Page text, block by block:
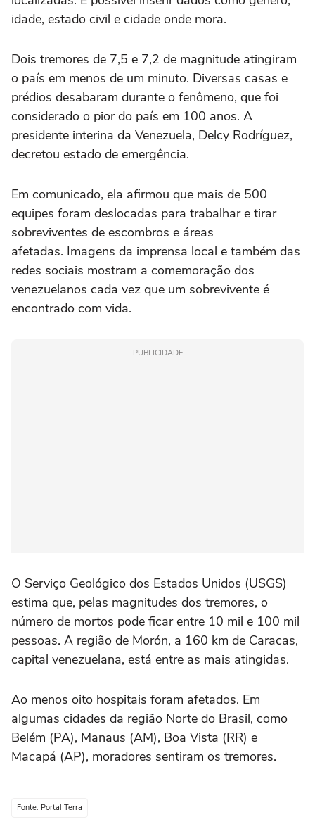
idade, estado civil e cidade onde mora.
Dois tremores de 7,5 e 7,2 de magnitude atingiram
o país em menos de um minuto. Diversas casas e
prédios desabaram durante o fenômeno, que foi
considerado o pior do país em 100 anos. A
presidente interina da Venezuela, Delcy Rodríguez,
decretou estado de emergência.
Em comunicado, ela afirmou que mais de 500
equipes foram deslocadas para trabalhar e tirar
sobreviventes de escombros e áreas
afetadas. Imagens da imprensa local e também das
redes sociais mostram a comemoração dos
venezuelanos cada vez que um sobrevivente é
encontrado com vida.
PUBLICIDADE
O Serviço Geológico dos Estados Unidos (USGS)
estima que, pelas magnitudes dos tremores, o
número de mortos pode ficar entre 10 mil e 100 mil
pessoas. A região de Morón, a 160 km de Caracas,
capital venezuelana, está entre as mais atingidas.
Ao menos oito hospitais foram afetados. Em
algumas cidades da região Norte do Brasil, como
Belém (PA), Manaus (AM), Boa Vista (RR) e
Macapá (AP), moradores sentiram os tremores.
Fonte: Portal Terra